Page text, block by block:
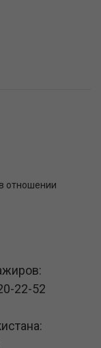
отношении
22-52